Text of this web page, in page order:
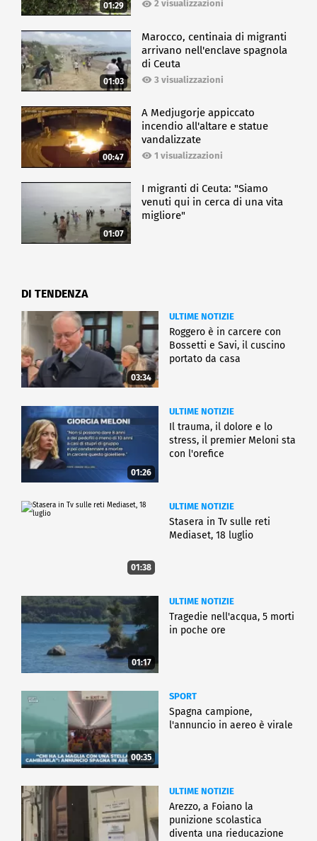
01:29 2 visualizzazioni
01:03
Marocco, centinaia di migranti
arrivano nell'enclave spagnola
di Ceuta
3 visualizzazioni
00:47
A Medjugorje appiccato
incendio all'altare e statue
vandalizzate
1 visualizzazioni
01:07
I migranti di Ceuta: "Siamo
venuti qui in cerca di una vita
migliore"
DI TENDENZA
03:34
ULTIME NOTIZIE
Roggero è in carcere con
Bossetti e Savi, il cuscino
portato da casa
01:26
ULTIME NOTIZIE
Il trauma, il dolore e lo
stress, il premier Meloni sta
con l'orefice
01:38
ULTIME NOTIZIE
Stasera in Tv sulle reti
Mediaset, 18 luglio
01:17
ULTIME NOTIZIE
Tragedie nell'acqua, 5 morti
in poche ore
00:35
SPORT
Spagna campione,
l'annuncio in aereo è virale
ULTIME NOTIZIE
Arezzo, a Foiano la
punizione scolastica
diventa una rieducazione